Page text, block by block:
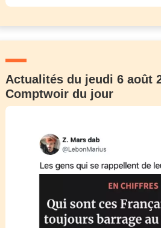
Actualités du jeudi 6 août
Comptwoir du jour